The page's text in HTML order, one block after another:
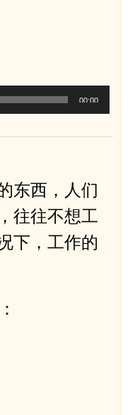
00:00
东西，人们
往往不想工
下，工作的